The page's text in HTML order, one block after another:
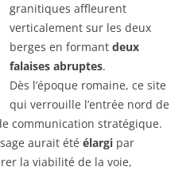
granitiques affleurent
verticalement sur les deux
berges en formant deux
falaises abruptes.
Dès l’époque romaine, ce site
qui verrouille l’entrée nord de
communication stratégique.
aurait été élargi par
la viabilité de la voie,